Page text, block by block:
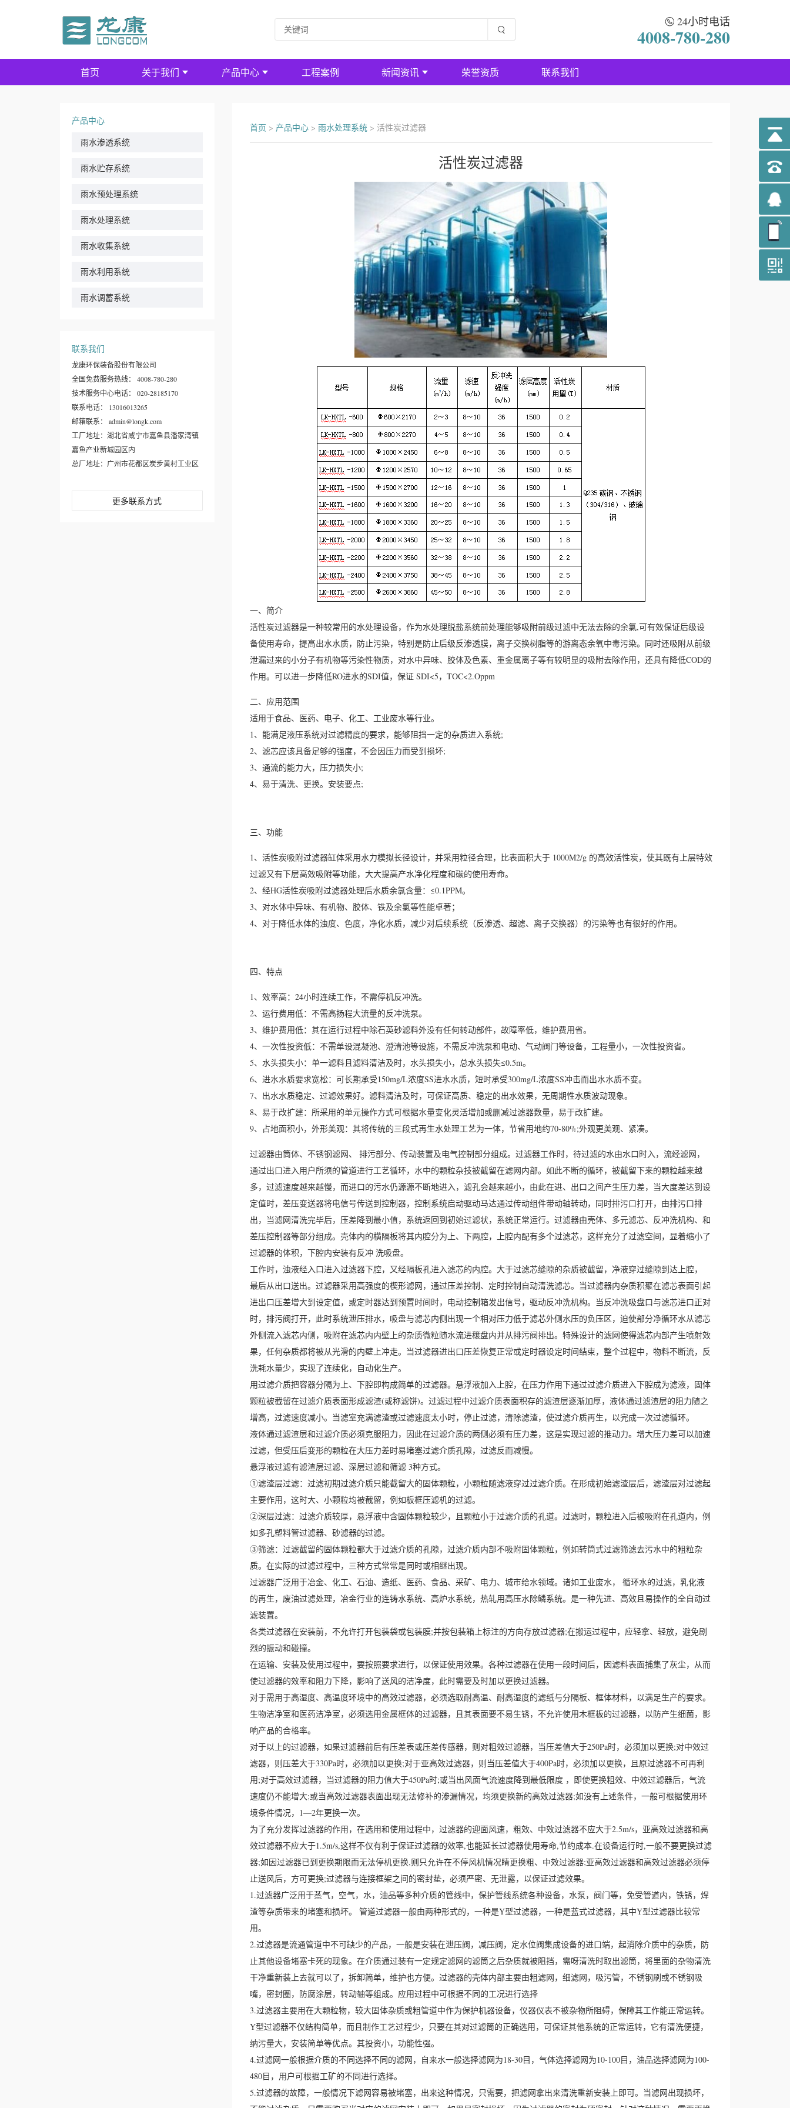
24小时电话
4008-780-280
首页 关于我们 产品中心 工程案例 新闻资讯 荣誉资质 联系我们
产品中心
雨水渗透系统
雨水贮存系统
雨水预处理系统
雨水处理系统
雨水收集系统
雨水利用系统
雨水调蓄系统
联系我们
龙康环保装备股份有限公司
全国免费服务热线： 4008-780-280
技术服务中心电话： 020-28185170
联系电话： 13016013265
邮箱联系： admin@longk.com
工厂地址：湖北省咸宁市嘉鱼县潘家湾镇
嘉鱼产业新城园区内
总厂地址：广州市花都区炭步黄村工业区
更多联系方式
首页 > 产品中心> 雨水处理系统> 活性炭过滤器
活性炭过滤器
一、简介
活性炭过滤器是一种较常用的水处理设备，作为水处理脱盐系统前处理能够吸附前级过滤中无法去除的余氯,可有效保证后级设
备使用寿命，提高出水水质，防止污染，特别是防止后级反渗透膜，离子交换树脂等的游离态余氧中毒污染。同时还吸附从前级
泄漏过来的小分子有机物等污染性物质，对水中异味、胶体及色素、重金属离子等有较明显的吸附去除作用，还具有降低COD的
作用。可以进一步降低RO进水的SDI值，保证 SDI<5，TOC<2.Oppm
二、应用范围
适用于食品、医药、电子、化工、工业废水等行业。
1、能满足液压系统对过滤精度的要求，能够阻挡一定的杂质进入系统;
2、滤芯应该具备足够的强度，不会因压力而受到损坏;
3、通流的能力大，压力损失小;
4、易于清洗、更换。安装要点;
三、功能
1、活性炭吸附过滤器缸体采用水力模拟长径设计，并采用粒径合理，比表面积大于 1000M2/g 的高效活性炭，使其既有上层特效
过滤又有下层高效吸附等功能，大大提高产水净化程度和碳的使用寿命。
2、经HG活性炭吸附过滤器处理后水质余氯含量：≤0.1PPM。
3、对水体中异味、有机物、胶体、铁及余氯等性能卓著；
4、对于降低水体的浊度、色度，净化水质，减少对后续系统（反渗透、超滤、离子交换器）的污染等也有很好的作用。
四、特点
1、效率高：24小时连续工作，不需停机反冲洗。
2、运行费用低：不需高扬程大流量的反冲洗泵。
3、维护费用低：其在运行过程中除石英砂滤料外没有任何转动部件，故障率低，维护费用省。
4、一次性投资低：不需单设混凝池、澄清池等设施，不需反冲洗泵和电动、气动阀门等设备，工程量小，一次性投资省。
5、水头损失小：单一滤料且滤料清洁及时，水头损失小，总水头损失≤0.5m。
6、进水水质要求宽松：可长期承受150mg/L浓度SS进水水质，短时承受300mg/L浓度SS冲击而出水水质不变。
7、出水水质稳定、过滤效果好。滤料清洁及时，可保证高质、稳定的出水效果，无周期性水质波动现象。
8、易于改扩建：所采用的单元操作方式可根据水量变化灵活增加或删减过滤器数量，易于改扩建。
9、占地面积小，外形美观：其将传统的三段式再生水处理工艺为一体，节省用地约70-80%;外观更美观、紧凑。
过滤器由筒体、不锈钢滤网、 排污部分、传动装置及电气控制部分组成。过滤器工作时，待过滤的水由水口时入，流经滤网，
通过出口进入用户所须的管道进行工艺循环，水中的颗粒杂技被截留在滤网内部。如此不断的循环，被截留下来的颗粒越来越
多，过滤速度越来越慢，而进口的污水仍源源不断地进入，滤孔会越来越小，由此在进、出口之间产生压力差，当大度差达到设
定值时，差压变送器将电信号传送到控制器，控制系统启动驱动马达通过传动组件带动轴转动，同时排污口打开，由排污口排
出，当滤网清洗完毕后，压差降到最小值，系统返回到初始过滤状，系统正常运行。过滤器由壳体、多元滤芯、反冲洗机构、和
差压控制器等部分组成。壳体内的横隔板将其内腔分为上、下两腔，上腔内配有多个过滤芯，这样充分了过滤空间，显着缩小了
过滤器的体积，下腔内安装有反冲 洗吸盘。
工作时，浊液经入口进入过滤器下腔，又经隔板孔进入滤芯的内腔。大于过滤芯缝隙的杂质被截留，净液穿过缝隙到达上腔，
最后从出口送出。过滤器采用高强度的楔形滤网，通过压差控制、定时控制自动清洗滤芯。当过滤器内杂质积聚在滤芯表面引起
进出口压差增大到设定值，或定时器达到预置时间时，电动控制箱发出信号，驱动反冲洗机构。当反冲洗吸盘口与滤芯进口正对
时，排污阀打开，此时系统泄压排水，吸盘与滤芯内侧出现一个相对压力低于滤芯外侧水压的负压区，迫使部分净循环水从滤芯
外侧流入滤芯内侧，吸附在滤芯内内壁上的杂质微粒随水流进穣盘内并从排污阀排出。特殊设计的滤网使得滤芯内部产生喷射效
果，任何杂质都将被从光滑的内壁上冲走。当过滤器进出口压差恢复正常或定时器设定时间结束，整个过程中，物料不断流，反
洗耗水量少，实现了连续化，自动化生产。
用过滤介质把容器分隔为上、下腔即构成简单的过滤器。悬浮液加入上腔，在压力作用下通过过滤介质进入下腔成为滤液，固体
颗粒被截留在过滤介质表面形成滤渣(或称滤饼)。过滤过程中过滤介质表面积存的滤渣层逐渐加厚，液体通过滤渣层的阻力随之
增高，过滤速度减小。当滤室充满滤渣或过滤速度太小时，停止过滤，清除滤渣，使过滤介质再生，以完成一次过滤循环。
液体通过滤渣层和过滤介质必须克服阻力，因此在过滤介质的两侧必须有压力差，这是实现过滤的推动力。增大压力差可以加速
过滤，但受压后变形的颗粒在大压力差时易堵塞过滤介质孔隙，过滤反而减慢。
悬浮液过滤有滤渣层过滤、深层过滤和筛滤 3种方式。
①滤渣层过滤：过滤初期过滤介质只能截留大的固体颗粒，小颗粒随滤液穿过过滤介质。在形成初始滤渣层后，滤渣层对过滤起
主要作用，这时大、小颗粒均被截留，例如板框压滤机的过滤。
②深层过滤：过滤介质较厚，悬浮液中含固体颗粒较少，且颗粒小于过滤介质的孔道。过滤时，颗粒进入后被吸附在孔道内，例
如多孔塑料管过滤器、砂滤器的过滤。
③筛滤：过滤截留的固体颗粒都大于过滤介质的孔隙，过滤介质内部不吸附固体颗粒，例如转筒式过滤筛滤去污水中的粗粒杂
质。在实际的过滤过程中，三种方式常常是同时或相继出现。
过滤器广泛用于冶金、化工、石油、造纸、医药、食品、采矿、电力、城市给水领域。诸如工业废水， 循环水的过滤，乳化液
的再生，废油过滤处理，冶金行业的连铸水系统、高炉水系统，热轧用高压水除鳞系统。是一种先进、高效且易操作的全自动过
滤装置。
各类过滤器在安装前，不允许打开包装袋或包装膜;并按包装箱上标注的方向存放过滤器;在搬运过程中，应轻拿、轻放，避免剧
烈的振动和碰撞。
在运输、安装及使用过程中，要按照要求进行，以保证使用效果。各种过滤器在使用一段时间后，因滤料表面捕集了灰尘，从而
使过滤器的效率和阻力下降，影响了送风的洁净度，此时需要及时加以更换过滤器。
对于需用于高湿度、高温度环境中的高效过滤器，必须选取耐高温、耐高湿度的滤纸与分隔板、框体材料，以满足生产的要求。
生物洁净室和医药洁净室，必须选用金属框体的过滤器，且其表面要不易生锈，不允许使用木框板的过滤器，以防产生细菌，影
响产品的合格率。
对于以上的过滤器，如果过滤器前后有压差表或压差传感器，则对粗效过滤器，当压差值大于250Pa时，必须加以更换;对中效过
滤器，则压差大于330Pa时，必须加以更换;对于亚高效过滤器，则当压差值大于400Pa时，必须加以更换，且原过滤器不可再利
用;对于高效过滤器，当过滤器的阻力值大于450Pa时;或当出风面气流速度降到最低限度 ，即使更换粗效、中效过滤器后，气流
速度仍不能增大;或当高效过滤器表面出现无法修补的渗漏情况，均须更换新的高效过滤器;如没有上述条件，一般可根据使用环
境条件情况，1—2年更换一次。
为了充分发挥过滤器的作用，在选用和使用过程中，过滤器的迎面风速，粗效、中效过滤器不应大于2.5m/s，亚高效过滤器和高
效过滤器不应大于1.5m/s,这样不仅有利于保证过滤器的效率,也能延长过滤器使用寿命,节约成本.在设备运行时,一般不要更换过滤
器;如因过滤器已到更换期限而无法停机更换,则只允许在不停风机情况睛更换粗、中效过滤器;亚高效过滤器和高效过滤器必须停
止送风后，方可更换;过滤器与连接框架之间的密封垫，必须严密、无泄露，以保证过滤效果。
1.过滤器广泛用于蒸气，空气，水，油品等多种介质的管线中，保护管线系统各种设备，水泵，阀门等，免受管道内，铁锈，焊
渣等杂质带来的堵塞和损坏。 管道过滤器一般由两种形式的，一种是Y型过滤器，一种是蓝式过滤器，其中Y型过滤器比较常
用。
2.过滤器是流通管道中不可缺少的产品，一般是安装在泄压阀，减压阀，定水位阀集成设备的进口端，起消除介质中的杂质，防
止其他设备堵塞卡死的现象。在介质通过装有一定规定滤网的滤筒之后杂质就被阻挡，需呀清洗时取出滤筒，将里面的杂物清洗
干净重新装上去就可以了，拆卸简单，维护也方便。过滤器的壳体内部主要由粗滤网，细滤网，吸污管，不锈钢刷或不锈钢吸
嘴，密封圈，防腐涂层，转动轴等组成。应用过程中可根据不同的工况进行选择
3.过滤器主要用在大颗粒物，较大固体杂质或粗管道中作为保护机器设备，仪器仪表不被杂物所阻碍，保障其工作能正常运转。
Y型过滤器不仅结构简单，而且制作工艺过程少，只要在其对过滤筒的正确选用，可保证其他系统的正常运转，它有清洗便捷，
纳污量大，安装简单等优点。其投资小，功能性强。
4.过滤网一般根据介质的不同选择不同的滤网，自来水一般选择滤网为18-30目，气体选择滤网为10-100目，油品选择滤网为100-
480目，用户可根据工矿的不同进行选择。
5.过滤器的故障，一般情况下滤网容易被堵塞，出来这种情况，只需要，把滤网拿出来清洗重新安装上即可。当滤网出现损坏，